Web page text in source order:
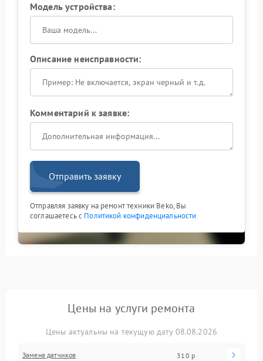
Модель устройства:
Описание неисправности:
Комментарий к заявке:
Отправить заявку
Отправляя заявку на ремонт техники Beko, Вы
соглашаетесь с Политикой конфиденциальности
Цены на услуги ремонта
Цены актуальны на текущую дату 08.08.2026
Замена датчиков 310 р